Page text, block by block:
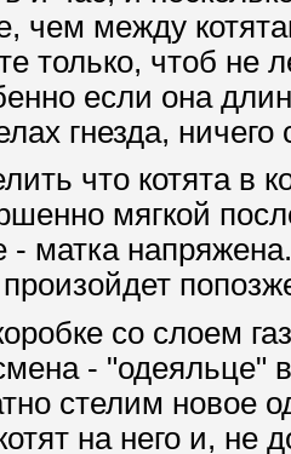
чем между
только, чтоб не
если она
гнезда,
что котята в
мягкой
матка
со слоем
- "одеяльце"
стелим новое
на него и,